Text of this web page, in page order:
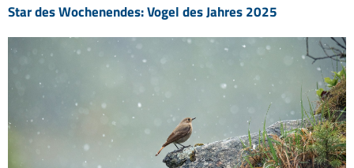
Star des Wochenendes: Vogel des Jahres 2025